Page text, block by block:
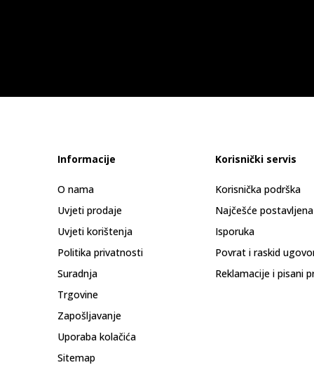
Informacije
O nama
Uvjeti prodaje
Uvjeti korištenja
Politika privatnosti
Suradnja
Trgovine
Zapošljavanje
Uporaba kolačića
Sitemap
Korisnički servis
Korisnička podrška
Najčešće
Isporuka
Povrat i raskid
Reklamacije i pisani